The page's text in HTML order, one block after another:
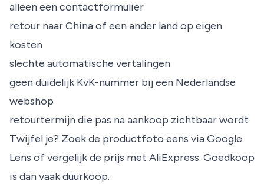
alleen een contactformulier
retour naar China of een ander land op eigen
kosten
slechte automatische vertalingen
geen duidelijk KvK-nummer bij een Nederlandse
webshop
retourtermijn die pas na aankoop zichtbaar wordt
Twijfel je? Zoek de productfoto eens via Google
Lens of vergelijk de prijs met AliExpress. Goedkoop
is dan vaak duurkoop.